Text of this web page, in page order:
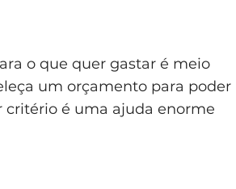
o que quer gastar é meio
um orçamento para poder
critério é uma ajuda enorme